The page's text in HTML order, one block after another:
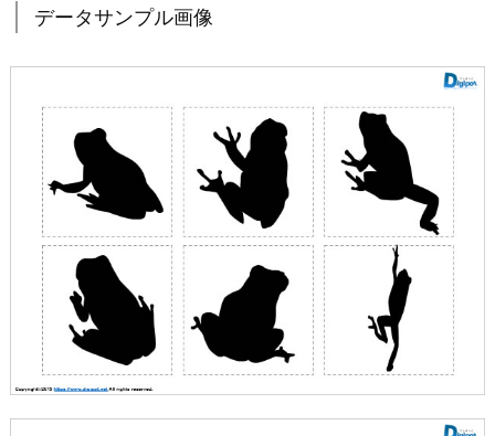
データサンプル画像